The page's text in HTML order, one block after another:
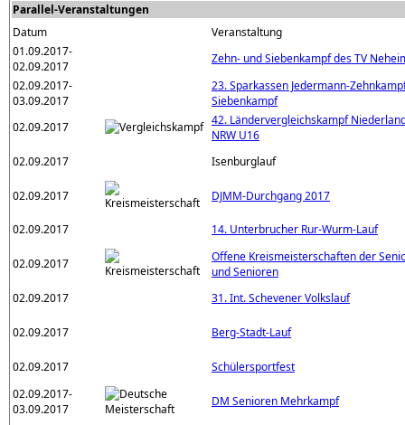
Parallel-Veranstaltungen
Datum
Veranstaltung
01.09.2017-
02.09.2017
Zehn- und Siebenkampf des TV
02.09.2017-
03.09.2017
23. Sparkassen Jedermann-
Siebenkampf
02.09.2017
42. Ländervergleichskampf
NRW U16
02.09.2017
Isenburglauf
02.09.2017 DJMM-Durchgang 2017
02.09.2017 14. Unterbrucher Rur-Wurm-Lauf
02.09.2017
Offene Kreismeisterschaften der
und Senioren
02.09.2017
31. Int. Schevener Volkslauf
02.09.2017 Berg-Stadt-Lauf
02.09.2017
Schülersportfest
02.09.2017-
03.09.2017
DM Senioren Mehrkampf